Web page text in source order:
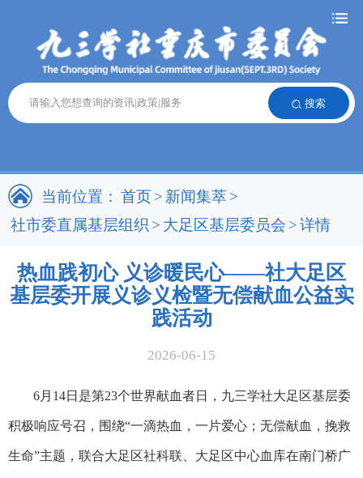
搜索
当前位置： 首页> 新闻集萃>
社市委直属基层组织 > 大足区基层委员会 >详情
热血践初心 义诊暖民心——社大足区
基层委开展义诊义检暨无偿献血公益实
践活动
2026-06-15
6月14日是第23个世界献血者日，九三学社大足区基层委
积极响应号召，围绕“一滴热血，一片爱心；无偿献血，挽救
生命”主题，联合大足区社科联、大足区中心血库在南门桥广